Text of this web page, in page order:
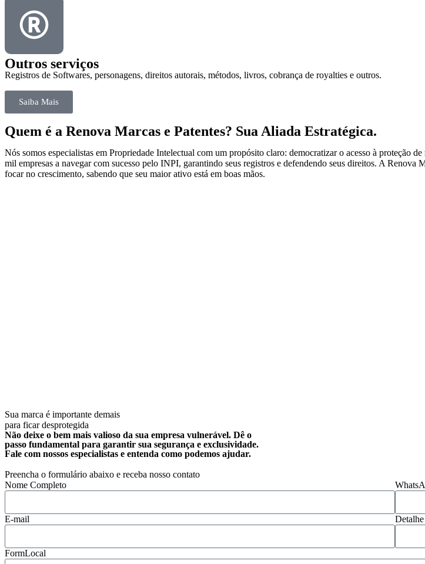
Outros serviços
Registros de Softwares, personagens, direitos autorais, métodos, livros, cobrança de royalties e outros.
Saiba Mais
Quem é a Renova Marcas e Patentes? Sua Aliada Estratégica.
Nós somos especialistas em Propriedade Intelectual com um propósito claro: democratizar o acesso à proteção
mil empresas a navegar com sucesso pelo INPI, garantindo seus registros e defendendo seus direitos. A Renova
focar no crescimento, sabendo que seu maior ativo está em boas mãos.
Sua marca é importante demais
para ficar desprotegida
Não deixe o bem mais valioso da sua empresa vulnerável. Dê o
passo fundamental para garantir sua segurança e exclusividade.
Fale com nossos especialistas e entenda como podemos ajudar.
Preencha o formulário abaixo e receba nosso contato
Nome Completo
E-mail Detalhe
FormLocal